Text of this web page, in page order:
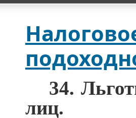
34.
лиц.